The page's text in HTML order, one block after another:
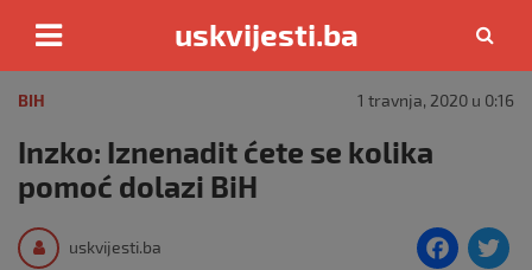
content
uskvijesti.ba
BIH 1 travnja, 2020 u 0:16
Inzko: Iznenadit ćete se kolika
pomoć dolazi BiH
uskvijesti.ba
F